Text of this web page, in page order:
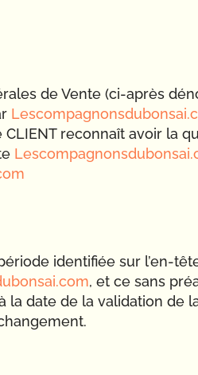
de Vente (ci-après
CLIENT reconnaît avoir
identifiée sur l’en-
, et ce sans
date de la validation de